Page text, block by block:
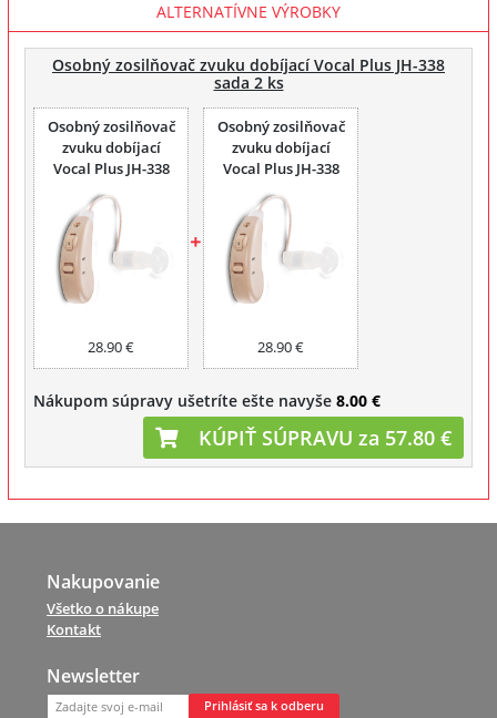
ALTERNATÍVNE VÝROBKY
Osobný zosilňovač zvuku dobíjací Vocal Plus JH-338
sada 2 ks
Osobný zosilňovač
zvuku dobíjací
Vocal Plus JH-338
28.90 €
Osobný zosilňovač
zvuku dobíjací
Vocal Plus JH-338
28.90 €
Nákupom súpravy ušetríte ešte navyše 8.00 €
KÚPIŤ SÚPRAVU za 57.80 €
Nakupovanie
Všetko o nákupe
Kontakt
Newsletter
Prihlásiť sa k odberu